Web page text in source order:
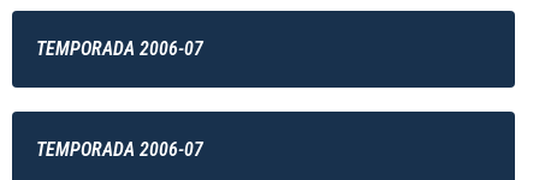
TEMPORADA 2006-07
TEMPORADA 2006-07